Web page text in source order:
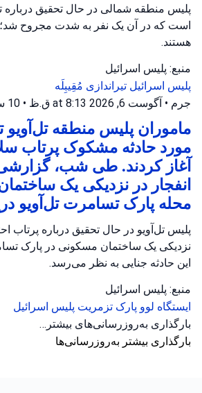
پلیس منطقه شمالی در حال تحقیق درباره
است که در آن یک نفر به شدت مجروح
هستند.
منبع: پلیس اسرائیل
پلیس اسرائیل تیراندازی مُقِیبِلَه
جرم • آگوست 6, 2026 at 8:13 ق.ظ • 10 ساعت پیش
ماموران پلیس منطقه تل‌آویو
مورد حادثه مشکوک پرتاب
آغاز کردند. طی شب،
انفجار در نزدیکی یک
محله پارک تسامرت تل‌آویو
پلیس تل‌آویو در حال تحقیق درباره پرتاب
نزدیکی یک ساختمان مسکونی در پارک
این حادثه جنایی به نظر می‌رسد.
منبع: پلیس اسرائیل
ایستگاه لوو پارک تزمریت پلیس اسرائیل
بارگذاری به‌روزرسانی‌های بیشتر…
بارگذاری بیشتر به‌روزرسانی‌ها